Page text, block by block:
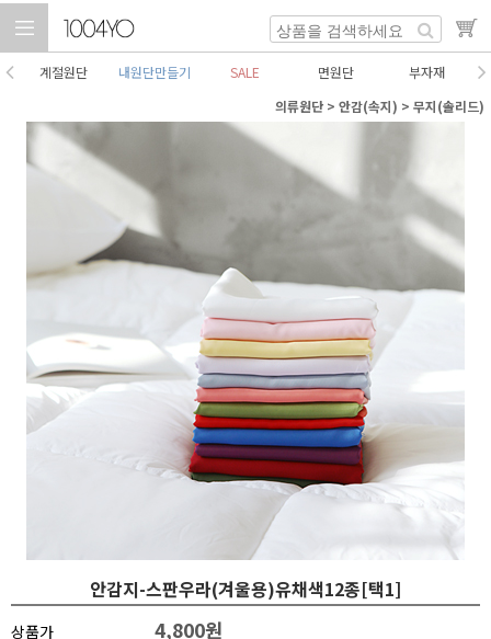
계절원단 내원단만들기 SALE 면원단
부자재
의류원단 > 안감(속지) > 무지(솔리드)
안감지-스판우라(겨울용)유채색12종[택1]
상품가 4,800원